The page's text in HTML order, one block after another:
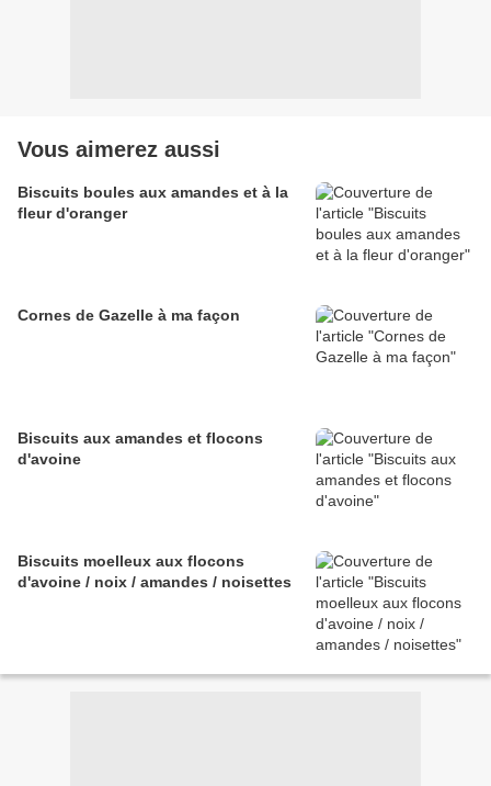
Vous aimerez aussi
Biscuits boules aux amandes et à la
fleur d'oranger
Cornes de Gazelle à ma façon
Biscuits aux amandes et flocons
d'avoine
Biscuits moelleux aux flocons
d'avoine / noix / amandes / noisettes